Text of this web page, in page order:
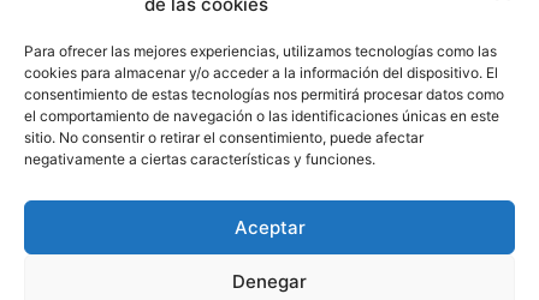
Para ofrecer las mejores experiencias, utilizamos tecnologías como las
cookies para almacenar y/o acceder a la información del dispositivo. El
consentimiento de estas tecnologías nos permitirá procesar datos como
el comportamiento de navegación o las identificaciones únicas en este
sitio. No consentir o retirar el consentimiento, puede afectar
negativamente a ciertas características y funciones.
Aceptar
Denegar
POLÍTICA DE COOKIES
© 2026 Todos los derechos reservados. Culturamanía